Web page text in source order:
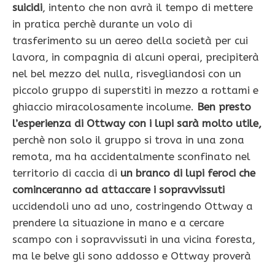
suicidi, intento che non avrà il tempo di mettere
in pratica perchè durante un volo di
trasferimento su un aereo della società per cui
lavora, in compagnia di alcuni operai, precipiterà
nel bel mezzo del nulla, risvegliandosi con un
piccolo gruppo di superstiti in mezzo a rottami e
ghiaccio miracolosamente incolume. Ben presto
l’esperienza di Ottway con i lupi sarà molto utile,
perchè non solo il gruppo si trova in una zona
remota, ma ha accidentalmente sconfinato nel
territorio di caccia di un branco di lupi feroci che
cominceranno ad attaccare i sopravvissuti
uccidendoli uno ad uno, costringendo Ottway a
prendere la situazione in mano e a cercare
scampo con i sopravvissuti in una vicina foresta,
ma le belve gli sono addosso e Ottway proverà